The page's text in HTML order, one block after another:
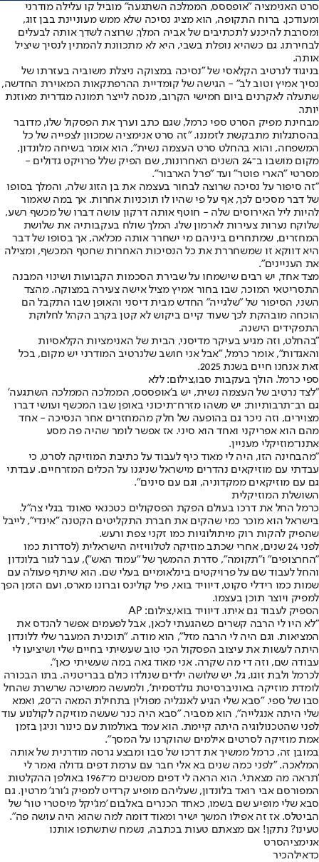
סרט האנימציה "אופססס, הממלכה השתגעה" מוביל קו עלילה מודרני
ומעודכן. ברוח התקופה, הוא מציג נסיכה שלא ממש מעוניינת בבן זוג,
ומסרבת להיכנע לתכתיבים של אביה המלך, שרוצה לשדך אותה לבעלים
לבחירתו. גם כשהיא נופלת בשבי, היא לא מתכוונת להמתין לנסיך שיציל
אותה.
בניגוד לנרטיב הקלאסי של "נסיכה במצוקה ניצלת משוביה בעזרתו של
נסיך אמיץ וטוב לב" - הגישה של קומדיית ההרפתקאות המאוירת החדשה,
שתעלה לאקרנים ביום חמישי הקרוב, מנסה לייצר תמונה מגדרית מאוזנת
יותר.
מבחינת מפיק הסרט ספי כרמל, שגם כתב וערך את הפסקול שלו, מדובר
בהסתגלות מתבקשת לזמננו. "זה סרט אנימציה שמכוון לצפייה של כל
המשפחה, והוא בהחלט סרט העצמה נשית", הוא אומר בשיחה מלונדון,
מקום מושבו ב־24 השנים האחרונות, שם הפיק שלל פרויקט גדולים -
מסרטי "הארי פוטר" ועד "פרל הארבור".
"זה סיפור על נסיכה שרוצה לבחור בעצמה את בן הזוג שלה, והמלך בסופו
של דבר מסכים לכך, אף על פי שהיו לו תוכניות אחרות. אך במה שאמור
להיות ליל האירוסים שלה - חוטף אותה דרקון עושה דברו של מכשף רשע,
שלוקח נערות צעירות לארמון שלו. המלך שולח בעקבותיה את שלושת
המחזרים, שמתחרים ביניהם מי ישחרר אותה מכלאה, אך בסופו של דבר
היא דווקא זו שמשחררת את כל הנסיכות האחרות שחטף המכשף, ומצילה
את העניינים".
מצד אחד, יש רבים שישמחו על שבירת הסכמות הקבועות ושינוי המבנה
התסריטאי המוכר, שבו בחור אמיץ מציל אישה צעירה במצוקה. מהצד
השני, הסיפור של "שלגייה" החדש מבית דיסני והאופן שבו התקבל הם
הוכחה מובהקת לכך שעוד קיים ביקוש לא קטן בקרב הקהל לחלוקת
התפקידים הישנה.
"בהחלט, וזה מגיע בעיקר מדיסני, הבית של האנימציות הקלאסיות
והאגדות", אומר כרמל, "אבל אני חושב שלנרטיב המודרני יש מקום, בכל
זאת אנחנו חיים בשנת 2025.
ספי כרמל. הולך בעקבות סבו,צילום: ללא
"לצד נרטיב של העצמה נשית, יש ב'אופססס, הממלכה הממלכה השתגעה'
גם רב־תרבותיות: יש משהו מזרח־תיכוני באופן שבו המכשף ועושי דברו
מצוירים, וזה ניכר גם בהופעה של חלק מהמחזרים אחר הנסיכה - אחד
מהם הוא אפריקני ואחד הוא סיני. אז אפשר לומר שהיה פה מסע
אתנו־מוזיקלי מעניין.
"מהבחינה הזו, היה לי מאוד כיף לעבוד על כתיבת המוזיקה לסרט, כי
עבדתי עם מוזיקאים נהדרים מישראל שניגנו על הכלים המזרחיים. עבדתי
גם עם מוזיקאים ממקדוניה, וגם עם סינים".
השושלת המוזיקלית
כרמל החל את דרכו בעולם הפקת הפסקולים כטכנאי סאונד בגלי צה"ל.
בישראל הוא מוכר כמי שהקים את חברת התקליטים הקטנה "אינדי", לייבל
שהפיק להקות רוק מיתולוגיות כמו זקני צפת ורעש.
לפני 24 שנים, אחרי שכתב מוזיקה לטלוויזיה הישראלית (לסדרות כמו
"החרצופים" ו"תקומה", סדרת ההמשך של "עמוד האש"), עבר לגור בלונדון
והחל לעבוד שם על פרויקטים בינלאומיים בעלי שם. הוא שיתף פעולה עם
שמות כמו רידלי סקוט, דיוויד בואי, פיל קולינס וברונו מארס, ועם הזמן הפך
למפיק ויוצר תוכן בעצמו.
הספיק לעבוד גם איתו. דיוויד בואי,צילום: AP
"לא היו לי הרבה קשרים כשהגעתי לכאן, אבל לפעמים אפשר להנדס את
המציאות. וגם היה לי הרבה מזל", הוא מודה. "תוכנית המעבר שלי ללונדון
היתה לעשות את עיצוב הפסקול הכי טוב שעשיתי בחיים שלי ושיציעו לי
עבודה שם, וזה די מה שקרה. אני מאוד גאה במה שעשיתי כאן".
לכרמל ולבת זוגו, גל, יש שלושה ילדים שנולדו כולם בבריטניה. בתו הבכורה
לומדת מוזיקה באוניברסיטת גולדסמית', ולמעשה ממשיכה שרשרת שהחל
סבו של ספי. "סבא שלי הגיע לאנגליה מפולין בתחילת המאה ה־20, ואמא
שלי היתה אנגלייה", הוא מסביר. "סבא היה כנר שעשה מוזיקה לקולנוע עוד
לפני שהטכנולוגיה היתה קיימת. הוא עמד באולמות עם כינור וניגן בזמן
אמת מוזיקה לסרטים אילמים שהוקרנו על המסך".
במובן זה, כרמל ממשיך את דרכו של סבו ומבצע גרסה מודרנית של אותה
המלאכה. "לפני כמה שנים בא אלי חבר עם ערמת דפים גדולה ואמר לי
'תראה מה מצאתי'. הוא הראה לי דפים מסשנים מ־1967 באולפן ההקלטות
המפורסם אבי רואד בלונדון, שעליהם מופיע קרדיט למפיק ג'ורג' מרטין. גם
סבא שלי מופיע שם בשמו, כאחד הכנרים באלבום 'מג'יקל מיסטרי טור' של
הביטלס. אז זה אפילו המשך ישיר ומאוד דומה למה שהוא היה עושה פה".
טעינו? נתקן! אם מצאתם טעות בכתבה, נשמח שתשתפו אותנו
אנימציהסרט
כדאילהכיר